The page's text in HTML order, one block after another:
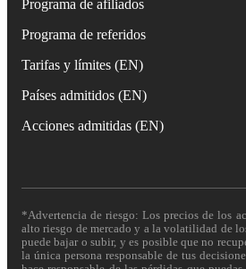
Programa de afiliados
Programa de referidos
Tarifas y límites (EN)
Países admitidos (EN)
Acciones admitidas (EN)
*Advertencia de riesgo: Los precios de los
alto riesgo de mercado y a la volatilidad de
puede bajar o subir, y es posible que no
la única persona responsable de tus